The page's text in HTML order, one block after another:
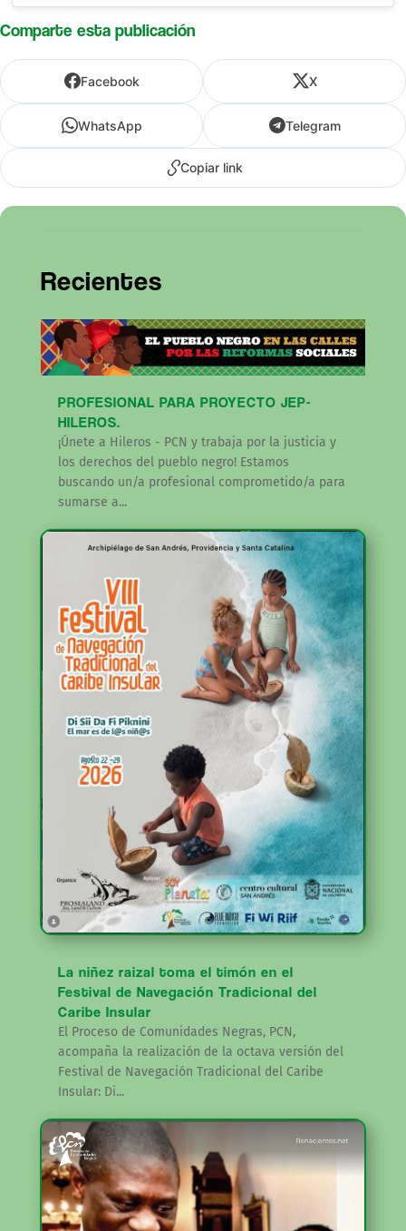
Comparte esta publicación
Facebook X
WhatsApp Telegram
Copiar link
Recientes
PROFESIONAL PARA PROYECTO JEP-
HILEROS.
¡Únete a Hileros - PCN y trabaja por la justicia y
los derechos del pueblo negro! Estamos
buscando un/a profesional comprometido/a para
sumarse a...
La niñez raizal toma el timón en el
Festival de Navegación Tradicional del
Caribe Insular
El Proceso de Comunidades Negras, PCN,
acompaña la realización de la octava versión del
Festival de Navegación Tradicional del Caribe
Insular: Di...